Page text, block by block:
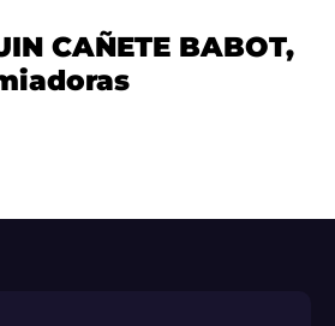
CAÑETE BABOT,